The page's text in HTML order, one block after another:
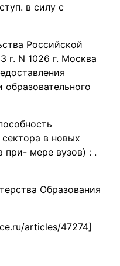
в силу с
Российской
г. N 1026 г. Москва
в новых
при- мере вузов) : .
Образования
articles/47274]